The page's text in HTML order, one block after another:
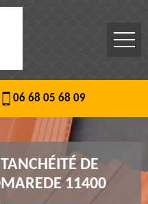
06 68 05 68 09
DE
11400